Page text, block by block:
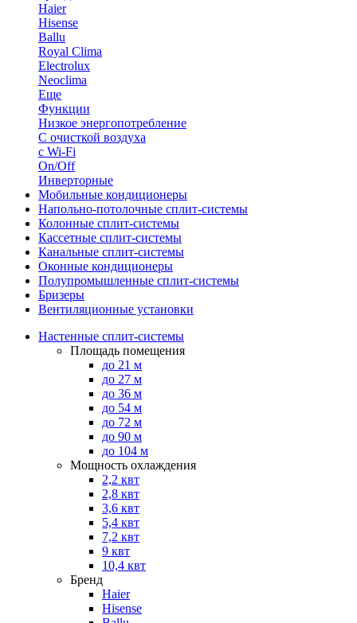
Haier
Hisense
Ballu
Royal Clima
Electrolux
Neoclima
Еще
Функции
Низкое энергопотребление
С очисткой воздуха
с Wi-Fi
On/Off
Инверторные
Мобильные кондиционеры
Напольно-потолоч​ные ​сплит-системы
Колонные ​​сплит-системы
Кассетные сплит-системы
Канальные сплит-системы
Оконные кондиционеры
Полупромышленные сплит-системы
Бризеры
Вентиляционные установки
Настенные сплит-системы
Площадь помещения
до 21 м
до 27 м
до 36 м
до 54 м
до 72 м
до 90 м
до 104 м
Мощность охлаждения
2,2 квт
2,8 квт
3,6 квт
5,4 квт
7,2 квт
9 квт
10,4 квт
Бренд
Haier
Hisense